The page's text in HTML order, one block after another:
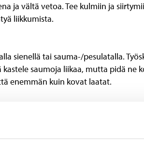
ja vältä vetoa. Tee kulmiin ja
liikkumista.
sienellä tai sauma-/pesulatalla.
kastele saumoja liikaa, mutta pidä ne
enemmän kuin kovat laatat.
°C:n lämpötilaa ilmassa/alustassa/